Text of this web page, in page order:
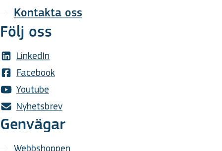
Kontakta oss
Följ oss
LinkedIn
Facebook
Youtube
Nyhetsbrev
Genvägar
Webbshoppen